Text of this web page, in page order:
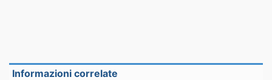
Informazioni correlate